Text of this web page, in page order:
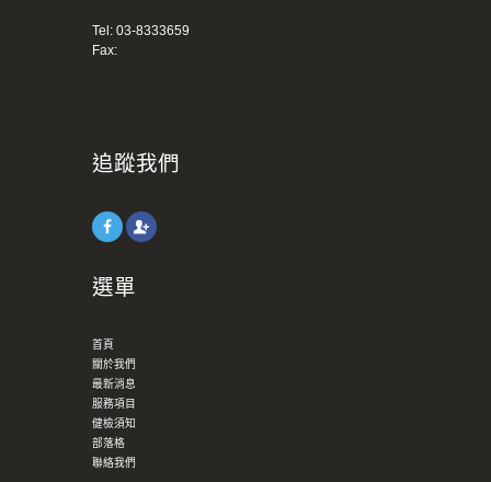
Tel: 03-8333659
Fax:
追蹤我們
選單
首頁
關於我們
最新消息
服務項目
健檢須知
部落格
聯絡我們